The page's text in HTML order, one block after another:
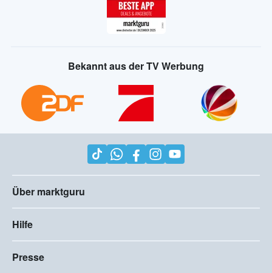
Bekannt aus der TV Werbung
Über marktguru
Hilfe
Presse